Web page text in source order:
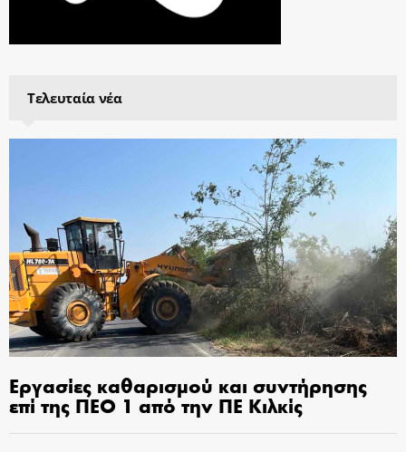
Τελευταία νέα
Εργασίες καθαρισμού και συντήρησης
επί της ΠΕΟ 1 από την ΠΕ Κιλκίς